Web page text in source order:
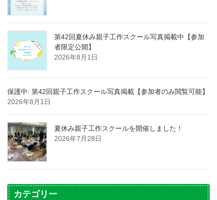
第42回夏休み親子工作スクール写真掲載中【参加
者限定公開】
2026年8月1日
保護中: 第42回親子工作スクール写真掲載【参加者のみ閲覧可能】
2026年8月1日
夏休み親子工作スクールを開催しました！
2026年7月28日
カテゴリー